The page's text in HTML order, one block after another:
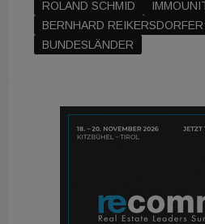
ROLAND SCHMID
BERNHARD REIKERSDORFER
BUNDESLÄNDER